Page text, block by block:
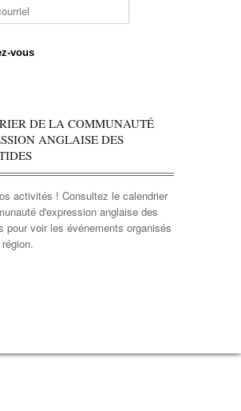
DE LA COMMUNAUTÉ
ANGLAISE DES
activités ! Consultez le calendrier
d'expression anglaise des
pour voir les événements organisés